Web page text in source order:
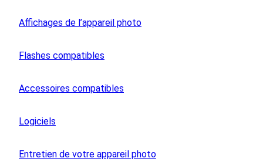
Affichages de l’appareil photo
Flashes compatibles
Accessoires compatibles
Logiciels
Entretien de votre appareil photo